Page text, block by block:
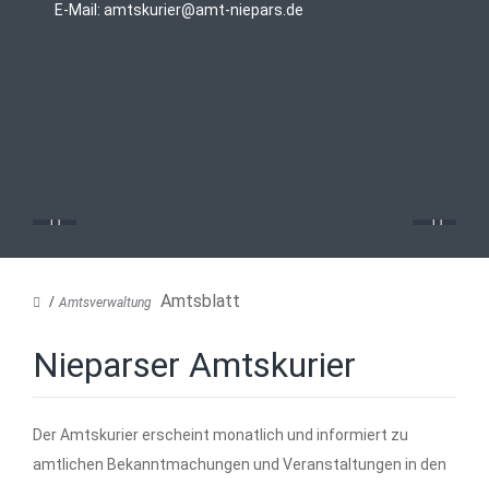
E-Mail: amtskurier@amt-niepars.de
Amtsverwaltung Amtsblatt
Nieparser Amtskurier
Der Amtskurier erscheint monatlich und informiert zu
amtlichen Bekanntmachungen und Veranstaltungen in den